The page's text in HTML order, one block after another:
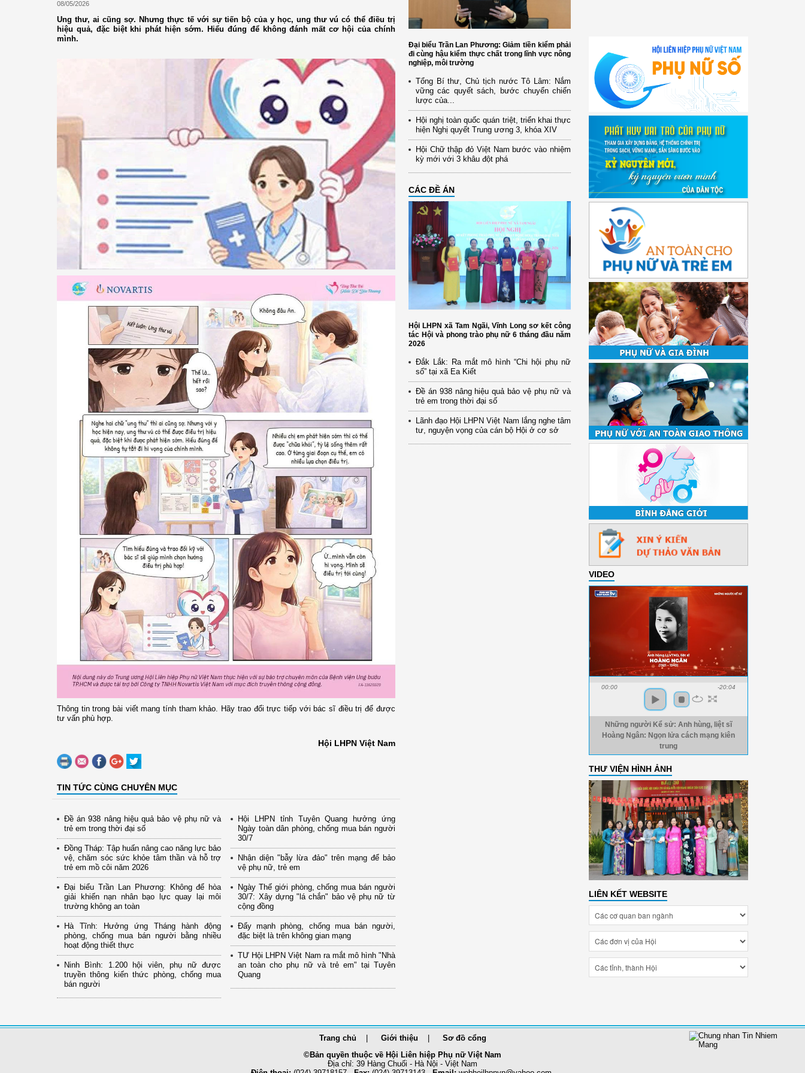
08/05/2026
Ung thư, ai cũng sợ. Nhưng thực tế với sự tiến bộ của y học, ung thư vú có thể điều trị
hiệu quả, đặc biệt khi phát hiện sớm. Hiểu đúng để không đánh mất cơ hội của chính
mình.
Thông tin trong bài viết mang tính tham khảo. Hãy trao đổi trực tiếp với bác sĩ điều trị để được
tư vấn phù hợp.
Hội LHPN Việt Nam
TIN TỨC CÙNG CHUYÊN MỤC
Đề án 938 nâng hiệu quả bảo vệ phụ nữ và
trẻ em trong thời đại số
Đồng Tháp: Tập huấn nâng cao năng lực bảo
vệ, chăm sóc sức khỏe tâm thần và hỗ trợ
trẻ em mồ côi năm 2026
Đại biểu Trần Lan Phương: Không để hòa
giải khiến nạn nhân bạo lực quay lại môi
trường không an toàn
Hà Tĩnh: Hưởng ứng Tháng hành động
phòng, chống mua bán người bằng nhiều
hoạt động thiết thực
Ninh Bình: 1.200 hội viên, phụ nữ được
truyền thông kiến thức phòng, chống mua
bán người
Hội LHPN tỉnh Tuyên Quang hưởng ứng
Ngày toàn dân phòng, chống mua bán người
30/7
Nhận diện "bẫy lừa đảo" trên mạng để bảo
vệ phụ nữ, trẻ em
Ngày Thế giới phòng, chống mua bán người
30/7: Xây dựng "lá chắn" bảo vệ phụ nữ từ
cộng đồng
Đẩy mạnh phòng, chống mua bán người,
đặc biệt là trên không gian mạng
TƯ Hội LHPN Việt Nam ra mắt mô hình "Nhà
an toàn cho phụ nữ và trẻ em" tại Tuyên
Quang
Đại biểu Trần Lan Phương: Giảm tiền kiểm phải
đi cùng hậu kiểm thực chất trong lĩnh vực nông
nghiệp, môi trường
Tổng Bí thư, Chủ tịch nước Tô Lâm: Nắm
vững các quyết sách, bước chuyển chiến
lược của...
Hội nghị toàn quốc quán triệt, triển khai thực
hiện Nghị quyết Trung ương 3, khóa XIV
Hội Chữ thập đỏ Việt Nam bước vào nhiệm
kỳ mới với 3 khâu đột phá
CÁC ĐỀ ÁN
Hội LHPN xã Tam Ngãi, Vĩnh Long sơ kết công
tác Hội và phong trào phụ nữ 6 tháng đầu năm
2026
Đắk Lắk: Ra mắt mô hình “Chi hội phụ nữ
số” tại xã Ea Kiết
Đề án 938 nâng hiệu quả bảo vệ phụ nữ và
trẻ em trong thời đại số
Lãnh đạo Hội LHPN Việt Nam lắng nghe tâm
tư, nguyện vọng của cán bộ Hội ở cơ sở
VIDEO
00:00 -20:04
Những người Kể sử: Anh hùng, liệt sĩ
Hoàng Ngân: Ngọn lửa cách mạng kiên
trung
THƯ VIỆN HÌNH ẢNH
LIÊN KẾT WEBSITE
Trang chủ Giới thiệu
Sơ đồ cổng
©Bản quyền thuộc về Hội Liên hiệp Phụ nữ Việt Nam
Địa chỉ: 39 Hàng Chuối - Hà Nội - Việt Nam